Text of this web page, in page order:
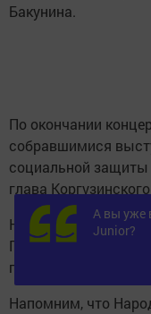
Бакунина.
По окончании
собравшимися
социальной защиты
глава
На сход пришли не
Патрикеева, задали
приняли
Напомним, что
А вы уже
Junior?